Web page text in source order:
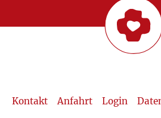
Kontakt Anfahrt Login